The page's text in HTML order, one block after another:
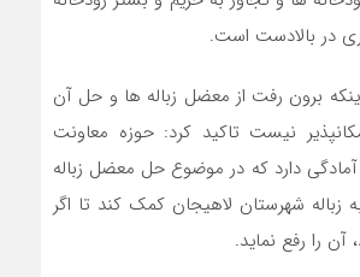
در بالادست است.
برون رفت از معضل زباله ها و حل آن
نیست تاکید کرد: حوزه معاونت
آمادگی دارد که در موضوع حل معضل زباله
زباله شهرستان لاهیجان کمک کند تا اگر
را رفع نماید.